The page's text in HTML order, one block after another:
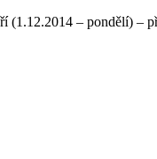
(1.12.2014 – pondělí) –